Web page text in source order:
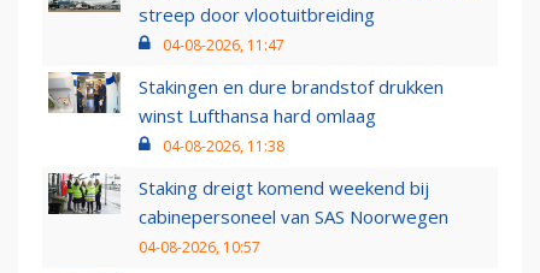
streep door vlootuitbreiding
04-08-2026, 11:47
Stakingen en dure brandstof drukken
winst Lufthansa hard omlaag
04-08-2026, 11:38
Staking dreigt komend weekend bij
cabinepersoneel van SAS Noorwegen
04-08-2026, 10:57